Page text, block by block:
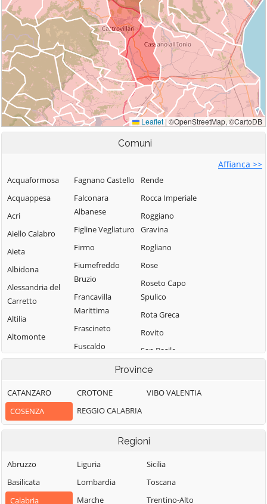
Comuni
Affianca >>
Acquaformosa
Acquappesa
Acri
Aiello Calabro
Aieta
Albidona
Alessandria del
Carretto
Altilia
Altomonte
Amantea
Aprigliano
Belmonte
Calabro
Bianchi
Fagnano Castello
Falconara
Albanese
Figline Vegliaturo
Firmo
Fiumefreddo
Bruzio
Francavilla
Marittima
Frascineto
Fuscaldo
Piemontese
Lago
Laino Castello
Lappano
Rende
Rocca Imperiale
Roggiano
Gravina
Rogliano
Rose
Roseto Capo
Spulico
Rota Greca
Rovito
San Basile
San Benedetto
Albanese
San Demetrio
Corone
San Donato di
Province
CATANZARO
COSENZA
CROTONE
REGGIO CALABRIA
VIBO VALENTIA
Regioni
Abruzzo
Basilicata
Calabria
Liguria
Lombardia
Marche
Sicilia
Toscana
Trentino-Alto